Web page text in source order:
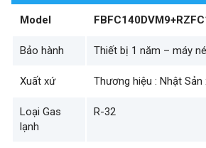
Model FBFC140DVM9+
Bảo hành Thiết bị 1 năm – máy
Xuất xứ Thương hiệu : Nhật Sản
Loại Gas
lạnh
R-32